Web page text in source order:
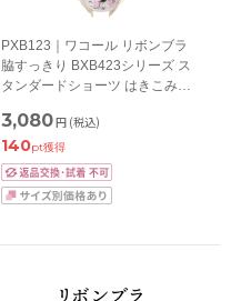
PXB123｜ワコール リボンブラ
脇すっきり BXB423シリーズ ス
タンダードショーツ はきこみ丈
3,080円 (税込)
140pt獲得